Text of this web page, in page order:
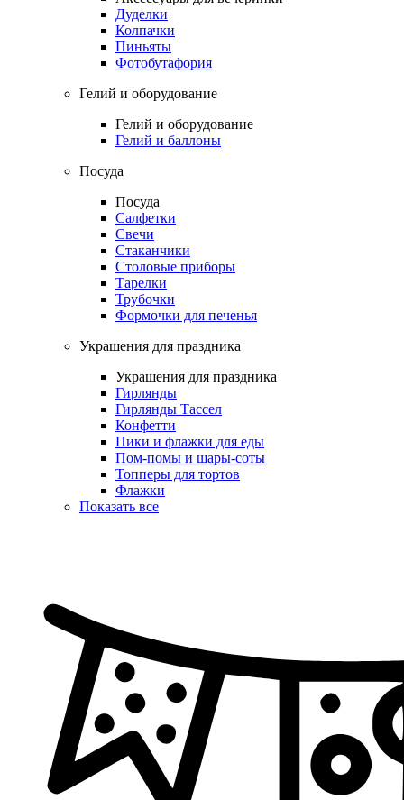
Дуделки
Колпачки
Пиньяты
Фотобутафория
Гелий и оборудование
Гелий и оборудование
Гелий и баллоны
Посуда
Посуда
Салфетки
Свечи
Стаканчики
Столовые приборы
Тарелки
Трубочки
Формочки для печенья
Украшения для праздника
Украшения для праздника
Гирлянды
Гирлянды Тассел
Конфетти
Пики и флажки для еды
Пом-помы и шары-соты
Топперы для тортов
Флажки
Показать все